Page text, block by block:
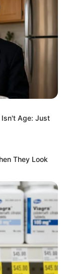
Isn't Age: Just
They Look